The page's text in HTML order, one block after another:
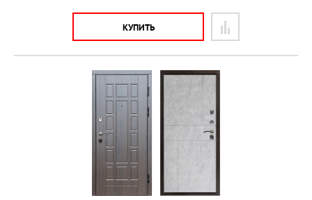
КУПИТЬ